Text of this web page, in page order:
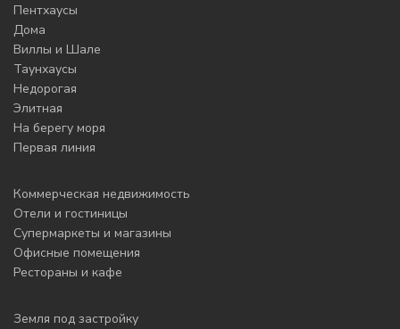
Пентхаусы
Дома
Виллы и Шале
Таунхаусы
Недорогая
Элитная
На берегу моря
Первая линия
Коммерческая недвижимость
Отели и гостиницы
Супермаркеты и магазины
Офисные помещения
Рестораны и кафе
Земля под застройку